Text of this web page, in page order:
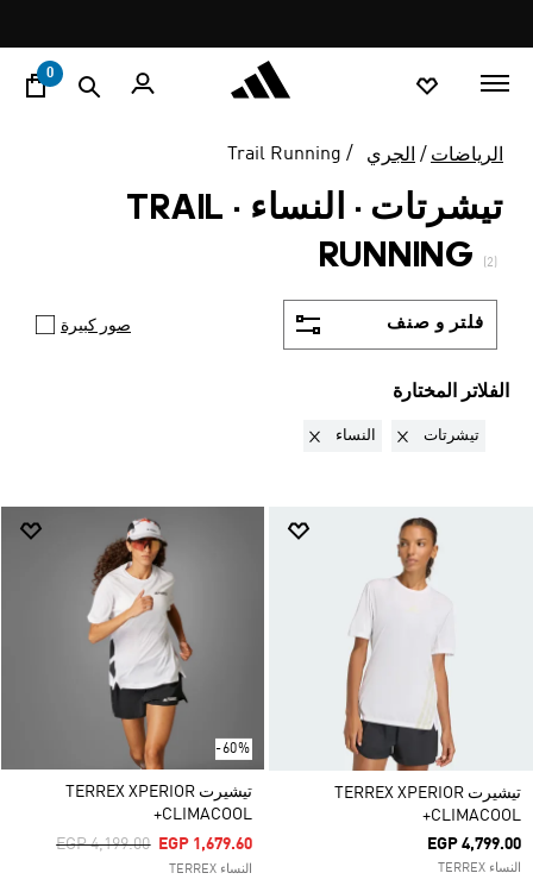
promotion
rotation
0
الرياضات الجري Trail Running
تيشرتات · النساء ·
TRAIL
RUNNING
(2)
فلتر و صنف صور كبيرة
الفلاتر المختارة
تيشرتات Remove filter Currently Refined by نوع المنتج: تيشرتات
النساء Remove filter Currently Refined by الجنس: النساء
تيشيرت TERREX XPERIOR
CLIMACOOL+
EGP 4,799.00
النساء TERREX
-60%
تيشيرت TERREX XPERIOR
CLIMACOOL+
Price Reduced From
EGP 4,199.00ToEGP 1,679.60
النساء TERREX